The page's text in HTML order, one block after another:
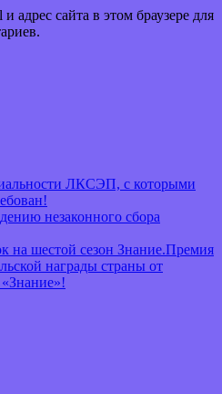
адрес сайта в этом браузере для
ЛКСЭП, с которыми
незаконного сбора
на шестой сезон Знание.Премия
награды страны от